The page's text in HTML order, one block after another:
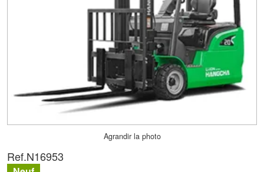
Agrandir la photo
Ref.N16953